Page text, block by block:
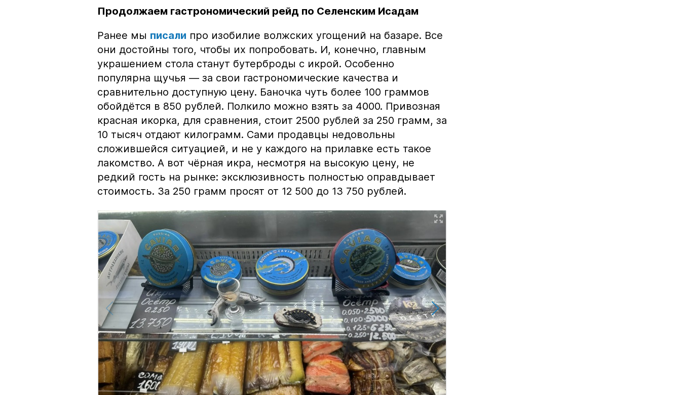
Продолжаем гастрономический рейд по Селенским Исадам
Ранее мы писали про изобилие волжских угощений на базаре. Все
они достойны того, чтобы их попробовать. И, конечно, главным
украшением стола станут бутерброды с икрой. Особенно
популярна щучья — за свои гастрономические качества и
сравнительно доступную цену. Баночка чуть более 100 граммов
обойдётся в 850 рублей. Полкило можно взять за 4000. Привозная
красная икорка, для сравнения, стоит 2500 рублей за 250 грамм, за
10 тысяч отдают килограмм. Сами продавцы недовольны
сложившейся ситуацией, и не у каждого на прилавке есть такое
лакомство. А вот чёрная икра, несмотря на высокую цену, не
редкий гость на рынке: эксклюзивность полностью оправдывает
стоимость. За 250 грамм просят от 12 500 до 13 750 рублей.